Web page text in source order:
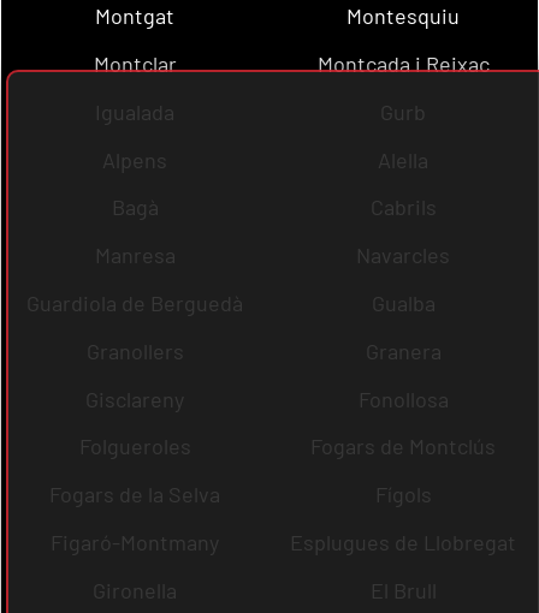
Montgat
Montesquiu
Montclar
Montcada i Reixac
Igualada
Gurb
Alpens
Alella
Bagà
Cabrils
Manresa
Navarcles
Guardiola de Berguedà
Gualba
Granollers
Granera
Gisclareny
Fonollosa
Folgueroles
Fogars de Montclús
Fogars de la Selva
Fígols
Figaró-Montmany
Esplugues de Llobregat
Gironella
El Brull